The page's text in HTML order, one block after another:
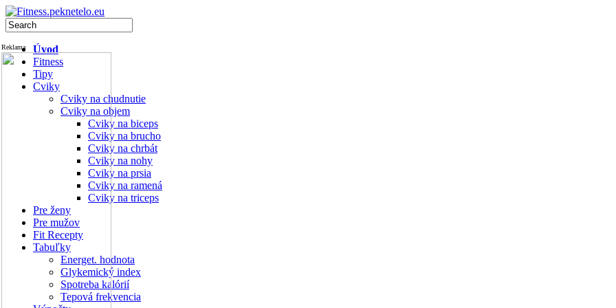
Reklama
Úvod
Fitness
Tipy
Cviky
Cviky na chudnutie
Cviky na objem
Cviky na biceps
Cviky na brucho
Cviky na chrbát
Cviky na nohy
Cviky na prsia
Cviky na ramená
Cviky na triceps
Pre ženy
Pre mužov
Fit Recepty
Tabuľky
Energet. hodnota
Glykemický index
Spotreba kalórií
Tepová frekvencia